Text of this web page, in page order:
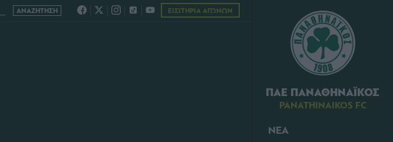
ΠΑΕ ΠΑΝΑΘΗΝΑΪΚΟΣ
PANATHINAIKOS FC
ΝΕΑ
ΕΙΣΙΤΗΡΙΑ ΑΓΩΝΩΝ